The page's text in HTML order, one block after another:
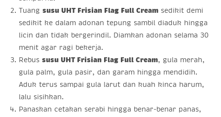
Tuang susu UHT Frisian Flag Full Cream sedikit demi
sedikit ke dalam adonan tepung sambil diaduk hingga
licin dan tidak bergerindil. Diamkan adonan selama 30
menit agar ragi bekerja.
Rebus susu UHT Frisian Flag Full Cream, gula merah,
gula palm, gula pasir, dan garam hingga mendidih.
Aduk terus sampai gula larut dan kuah kinca harum,
lalu sisihkan.
Panaskan cetakan serabi hingga benar-benar panas,